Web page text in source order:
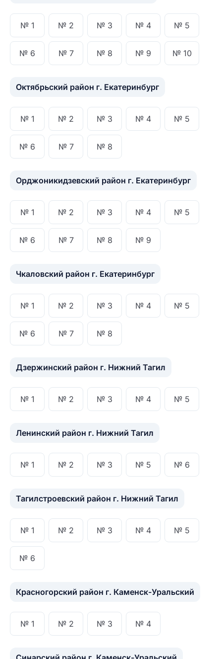
№ 1 № 2 № 3 № 4 № 5
№ 6 № 7 № 8 № 9 № 10
Октябрьский район г. Екатеринбург
№ 1 № 2 № 3 № 4 № 5
№ 6 № 7 № 8
Орджоникидзевский район г. Екатеринбург
№ 1 № 2 № 3 № 4 № 5
№ 6 № 7 № 8 № 9
Чкаловский район г. Екатеринбург
№ 1 № 2 № 3 № 4 № 5
№ 6 № 7 № 8
Дзержинский район г. Нижний Тагил
№ 1 № 2 № 3 № 4 № 5
Ленинский район г. Нижний Тагил
№ 1 № 2 № 3 № 5 № 6
Тагилстроевский район г. Нижний Тагил
№ 1 № 2 № 3 № 4 № 5
№ 6
Красногорский район г. Каменск-Уральский
№ 1 № 2 № 3 № 4